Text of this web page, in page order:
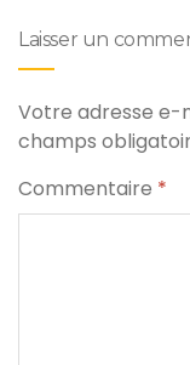
Laisser un
Votre adresse e-
champs
Commentaire *